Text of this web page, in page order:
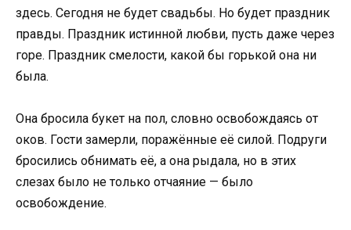
здесь. Сегодня не будет свадьбы. Но будет праздник
правды. Праздник истинной любви, пусть даже через
горе. Праздник смелости, какой бы горькой она ни
была.
Она бросила букет на пол, словно освобождаясь от
оков. Гости замерли, поражённые её силой. Подруги
бросились обнимать её, а она рыдала, но в этих
слезах было не только отчаяние — было
освобождение.